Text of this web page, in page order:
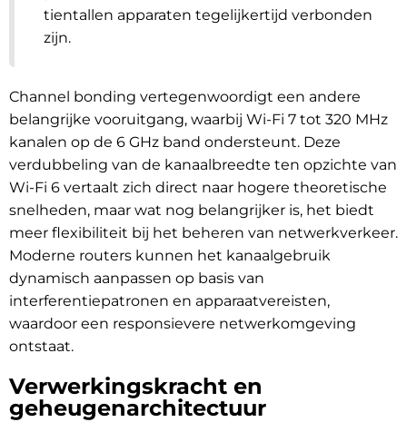
tientallen apparaten tegelijkertijd verbonden
zijn.
Channel bonding vertegenwoordigt een andere
belangrijke vooruitgang, waarbij Wi-Fi 7 tot 320 MHz
kanalen op de 6 GHz band ondersteunt. Deze
verdubbeling van de kanaalbreedte ten opzichte van
Wi-Fi 6 vertaalt zich direct naar hogere theoretische
snelheden, maar wat nog belangrijker is, het biedt
meer flexibiliteit bij het beheren van netwerkverkeer.
Moderne routers kunnen het kanaalgebruik
dynamisch aanpassen op basis van
interferentiepatronen en apparaatvereisten,
waardoor een responsievere netwerkomgeving
ontstaat.
Verwerkingskracht en
geheugenarchitectuur